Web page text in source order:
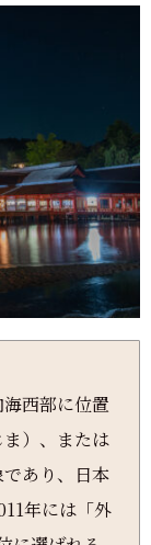
西部に位置
）、または
あり、日本
年には「外